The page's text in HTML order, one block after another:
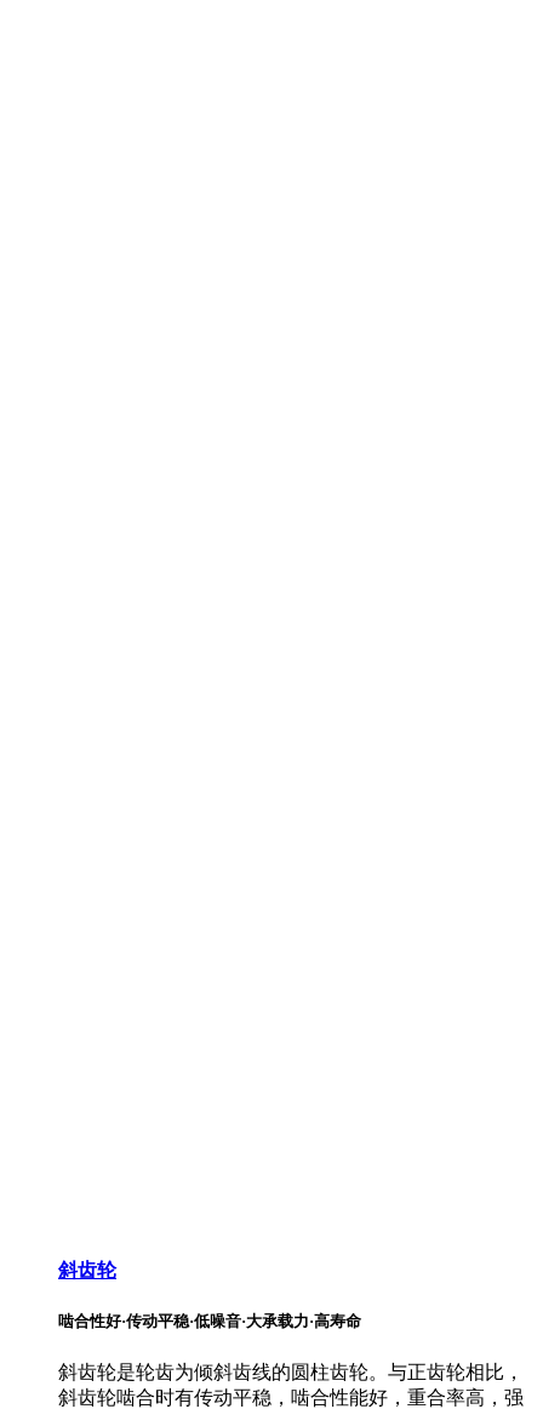
斜齿轮
啮合性好·传动平稳·低噪音·大承载力·高寿命
斜齿轮是轮齿为倾斜齿线的圆柱齿轮。与正齿轮相比，
斜齿轮啮合时有传动平稳，啮合性能好，重合率高，强